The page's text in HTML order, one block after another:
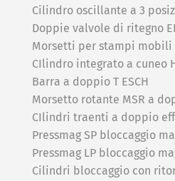
Cilindro oscillante a 3
Doppie valvole di ritegno
Morsetti per stampi mobili
CIlindro integrato a cuneo
Barra a doppio T ESCH
Morsetto rotante MSR a
CIlindri traenti a doppio
Pressmag SP bloccaggio
Pressmag LP bloccaggio
Cilindri bloccaggio con